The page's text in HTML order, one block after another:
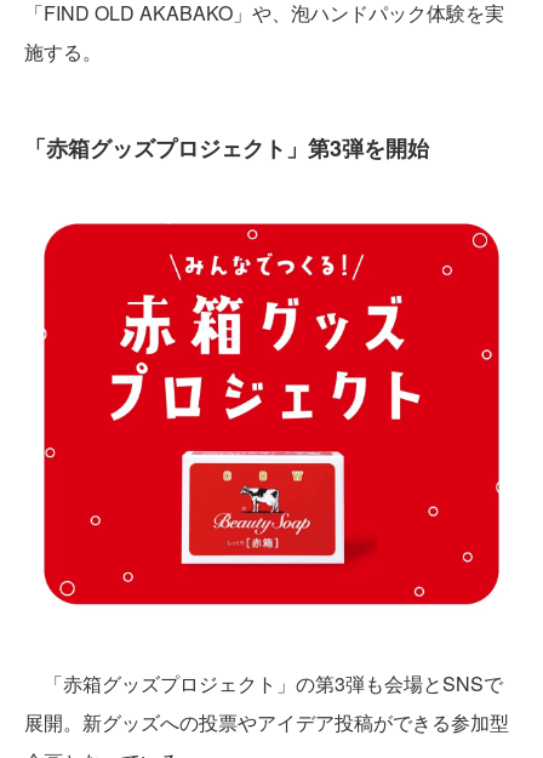
「FIND OLD AKABAKO」や、泡ハンドパック体験を実
施する。
「赤箱グッズプロジェクト」第3弾を開始
「赤箱グッズプロジェクト」の第3弾も会場とSNSで
展開。新グッズへの投票やアイデア投稿ができる参加型